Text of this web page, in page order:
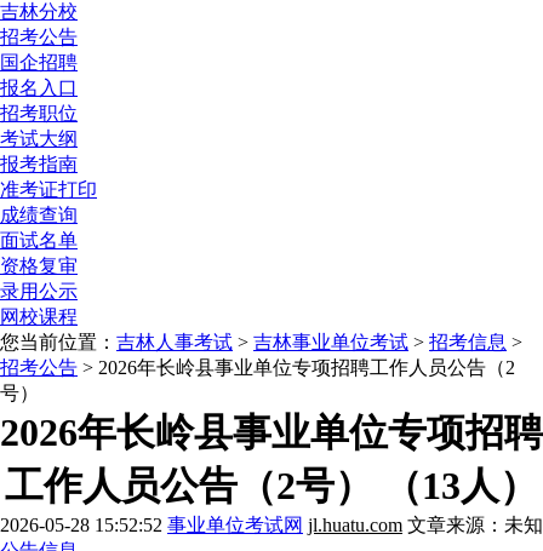
吉林分校
招考公告
国企招聘
报名入口
招考职位
考试大纲
报考指南
准考证打印
成绩查询
面试名单
资格复审
录用公示
网校课程
您当前位置： 吉林人事考试 > 吉林事业单位考试 > 招考信息 >
招考公告 > 2026年长岭县事业单位专项招聘工作人员公告（2
号）
2026年长岭县事业单位专项招聘
工作人员公告（2号） （13人）
2026-05-28 15:52:52 事业单位考试网 jl.huatu.com 文章来源：未知